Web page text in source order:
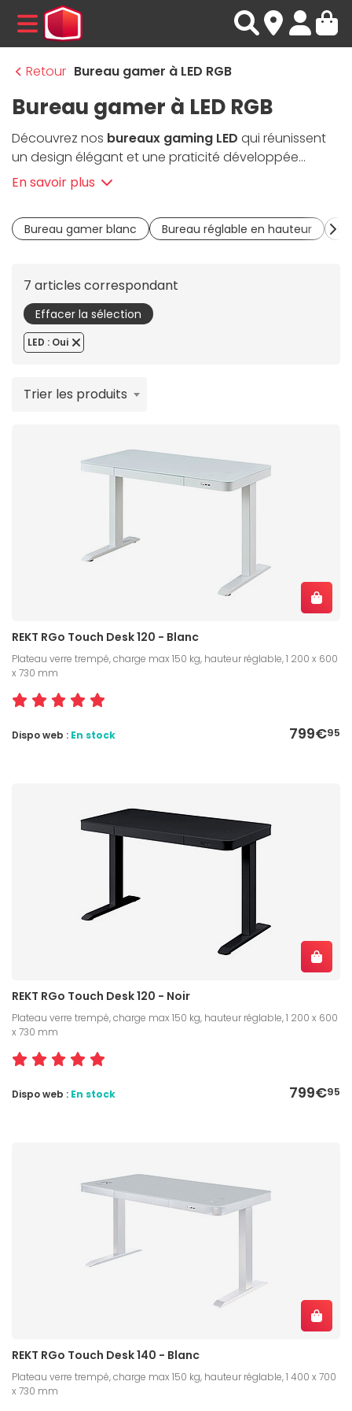
MENU
Retour Bureau gamer à LED RGB
Bureau gamer à LED RGB
Découvrez nos bureaux gaming LED qui réunissent
un design élégant et une praticité développée
spécialement pour le gaming. Ces
robustes accueilleront sans problème votre
dédiée au gamingainsi que l'ensemble de vos
périphériques tels que vos écrans, claviers, souris et
commandes tactiles et de chargeurs à induction
pour vossmartphones
également réglables en hauteur et permettent
d'ajuster rapidement la hauteur de votre bureau
notre gamme dechaises pour les gamers
En savoir plus
Bureau gamer blanc Bureau réglable en hauteur
7 articles correspondant
Effacer la sélection
LED : Oui
Trier les produits
REKT RGo Touch Desk 120 - Blanc
Plateau verre trempé, charge max 150 kg, hauteur réglable, 1 200 x 600
x 730 mm
799€95
Dispo web : En stock
REKT RGo Touch Desk 120 - Noir
Plateau verre trempé, charge max 150 kg, hauteur réglable, 1 200 x 600
x 730 mm
799€95
Dispo web : En stock
REKT RGo Touch Desk 140 - Blanc
Plateau verre trempé, charge max 150 kg, hauteur réglable, 1 400 x 700
x 730 mm